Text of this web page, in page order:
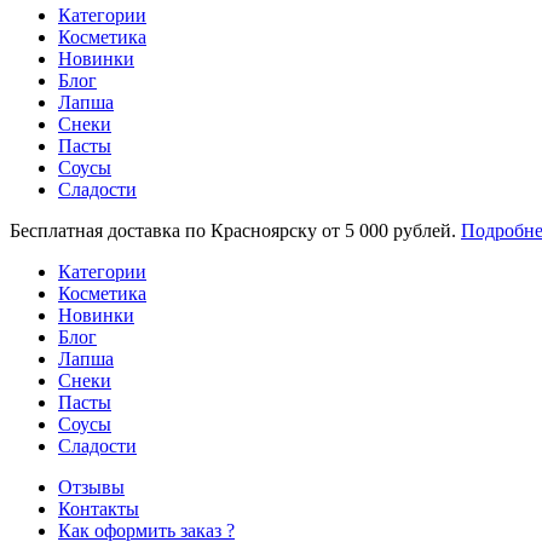
Категории
Косметика
Новинки
Блог
Лапша
Снеки
Пасты
Соусы
Сладости
Бесплатная доставка по Красноярску от 5 000 рублей.
Категории
Косметика
Новинки
Блог
Лапша
Снеки
Пасты
Соусы
Сладости
Отзывы
Контакты
Как оформить заказ ?